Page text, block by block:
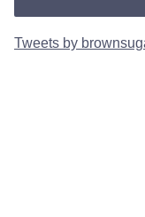
Tweets by